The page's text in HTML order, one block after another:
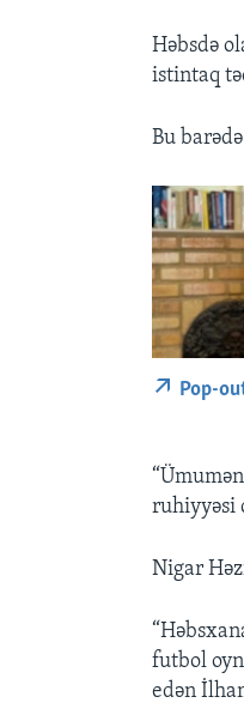
Həbsdə
istintaq
Bu
Pop-
ruhiyyəsi
Nigar
futbol
edən